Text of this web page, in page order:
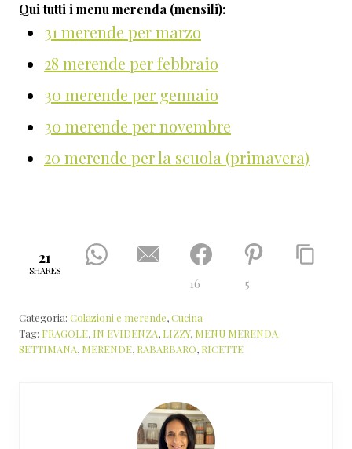
Qui tutti i menu merenda (mensili):
31 merende per marzo
28 merende per febbraio
30 merende per gennaio
30 merende per novembre
20 merende per la scuola (primavera)
21
SHARES
16 5
Categoria: Colazioni e merende,Cucina
Tag: FRAGOLE, IN EVIDENZA, LIZZY, MENU MERENDA
SETTIMANA, MERENDE, RABARBARO, RICETTE